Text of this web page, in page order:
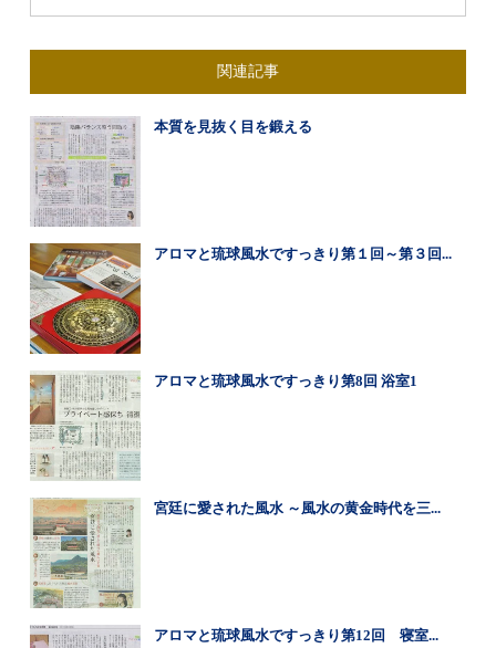
関連記事
本質を見抜く目を鍛える
アロマと琉球風水ですっきり第１回～第３回...
アロマと琉球風水ですっきり第8回 浴室1
宮廷に愛された風水 ～風水の黄金時代を三...
アロマと琉球風水ですっきり第12回 寝室...